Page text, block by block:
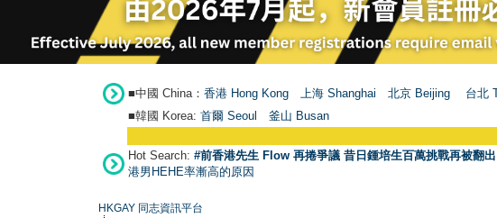
■中國 China： 香港 Hong Kong 上海 Shanghai 北京 Beijing 台北
■韓國 Korea: 首爾 Seou 釜山 Busan
Hot Search: #前香港先生 Flow 再捲爭議 昔日鍾培生百萬挑戰再被翻
港男HEHE率漸高的原因
HKGAY 同志資訊平台